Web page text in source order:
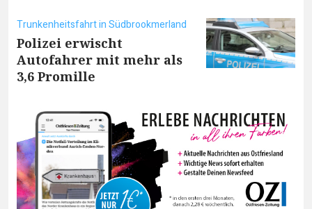
Trunkenheitsfahrt in Südbrookmerland
Polizei erwischt
Autofahrer mit mehr als
3,6 Promille